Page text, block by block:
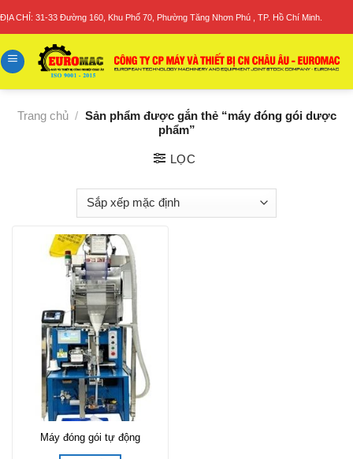
ĐỊA CHỈ: 31-33 Đường 160, Khu Phố 70, Phường Tăng Nhơn Phú , TP. Hồ Chí Minh.
Trang chủ / Sản phẩm được gắn thẻ “máy đóng gói dược
phẩm”
LỌC
Máy đóng gói tự động